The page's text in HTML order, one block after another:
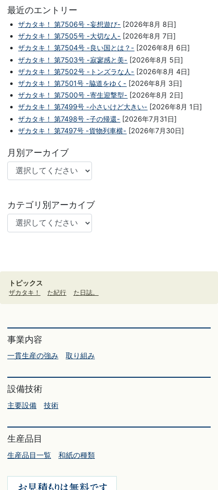
最近のエントリー
ザカタキ！ 第7506号 -妄想遊び- [2026年8月 8日]
ザカタキ！ 第7505号 -大切な人- [2026年8月 7日]
ザカタキ！ 第7504号 -良い国とは？- [2026年8月 6日]
ザカタキ！ 第7503号 -寂寥感と美- [2026年8月 5日]
ザカタキ！ 第7502号 -トンズラな人- [2026年8月 4日]
ザカタキ！ 第7501号 -脇道をゆく- [2026年8月 3日]
ザカタキ！ 第7500号 -寄生迎撃型- [2026年8月 2日]
ザカタキ！ 第7499号 -小さいけど大きい- [2026年8月 1日]
ザカタキ！ 第7498号 -子の帰還- [2026年7月31日]
ザカタキ！ 第7497号 -貨物列車横- [2026年7月30日]
月別アーカイブ
カテゴリ別アーカイブ
トピックス
ザカタキ！ た紀行 た日誌。
事業内容
一貫生産の強み 取り組み
設備技術
主要設備 技術
生産品目
生産品目一覧 和紙の種類